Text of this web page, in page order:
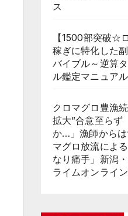
ス
【1500部突破☆
稼ぎに特化した
バイブル～逆算
ル鑑定マニュア
クロマグロ豊漁
拡大”合意至ら
か…」漁師からは
マグロ放流によ
なり痛手」新潟
ライムオンライ